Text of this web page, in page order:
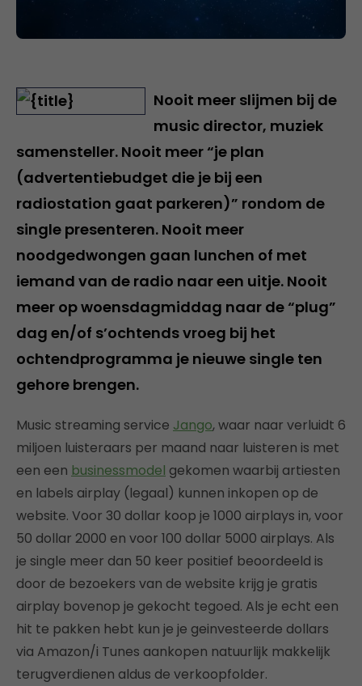
Nooit meer slijmen bij de
music director, muziek
samensteller. Nooit meer “je plan
(advertentiebudget die je bij een
radiostation gaat parkeren)” rondom de
single presenteren. Nooit meer
noodgedwongen gaan lunchen of met
iemand van de radio naar een uitje. Nooit
meer op woensdagmiddag naar de “plug”
dag en/of s’ochtends vroeg bij het
ochtendprogramma je nieuwe single ten
gehore brengen.
Music streaming service Jango, waar naar verluidt 6
miljoen luisteraars per maand naar luisteren is met
een een businessmodel gekomen waarbij artiesten
en labels airplay (legaal) kunnen inkopen op de
website. Voor 30 dollar koop je 1000 airplays in, voor
50 dollar 2000 en voor 100 dollar 5000 airplays. Als
je single meer dan 50 keer positief beoordeeld is
door de bezoekers van de website krijg je gratis
airplay bovenop je gekocht tegoed. Als je echt een
hit te pakken hebt kun je je geinvesteerde dollars
via Amazon/i Tunes aankopen natuurlijk makkelijk
terugverdienen aldus de verkoopfolder.